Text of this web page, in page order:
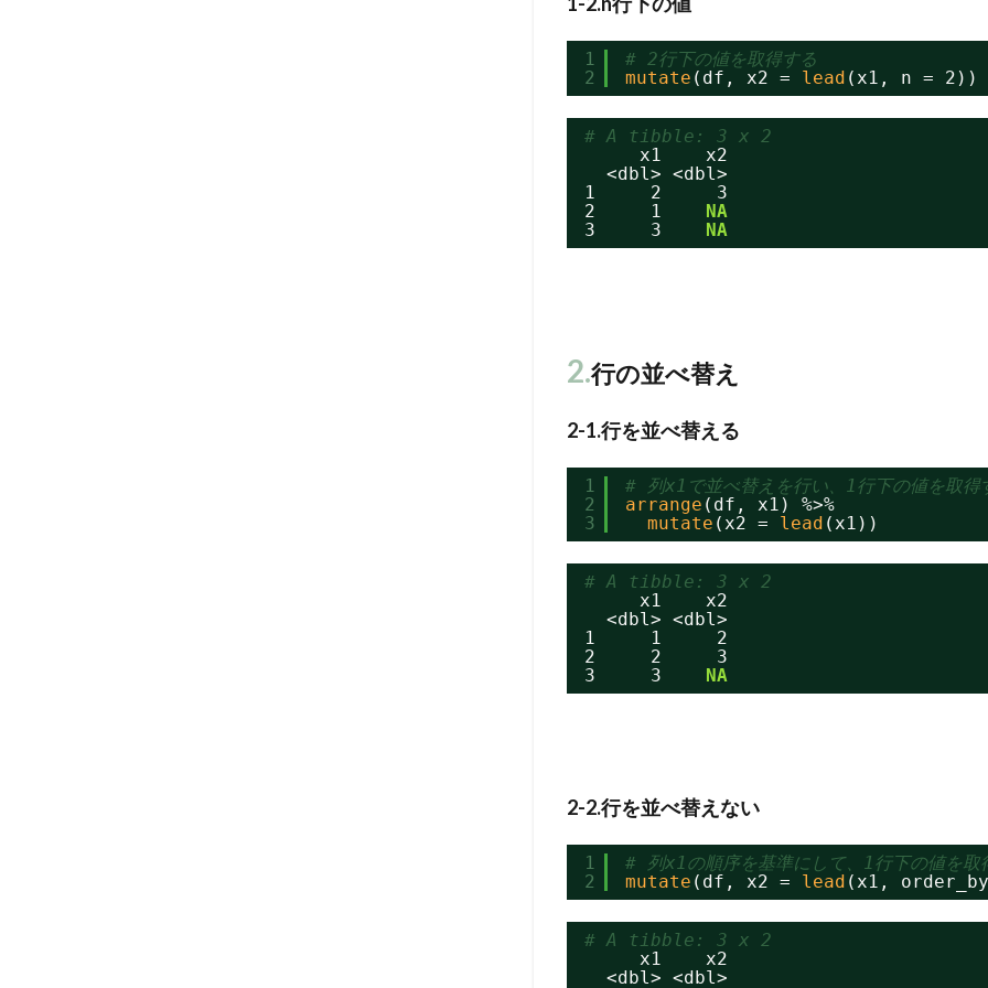
1
2
# 2行下の値を取得する
mutate (df, x2 = lead (x1, n = 2))
# A tibble: 3 x 2
x1    x2
<dbl> <dbl>
1     2     3
2     1 NA
3     3 NA
2.行の並べ替え
2-1.行を並べ替える
1
2
3
# 列x1で並べ替えを行い、1行下の値を取得
arrange (df, x1) %>%
mutate (x2 = lead (x1))
# A tibble: 3 x 2
x1    x2
<dbl> <dbl>
1     1     2
2     2     3
3     3 NA
2-2.行を並べ替えない
1
2
# 列x1の順序を基準にして、1行下の値を取
mutate (df, x2 = lead (x1,
# A tibble: 3 x 2
x1    x2
<dbl> <dbl>